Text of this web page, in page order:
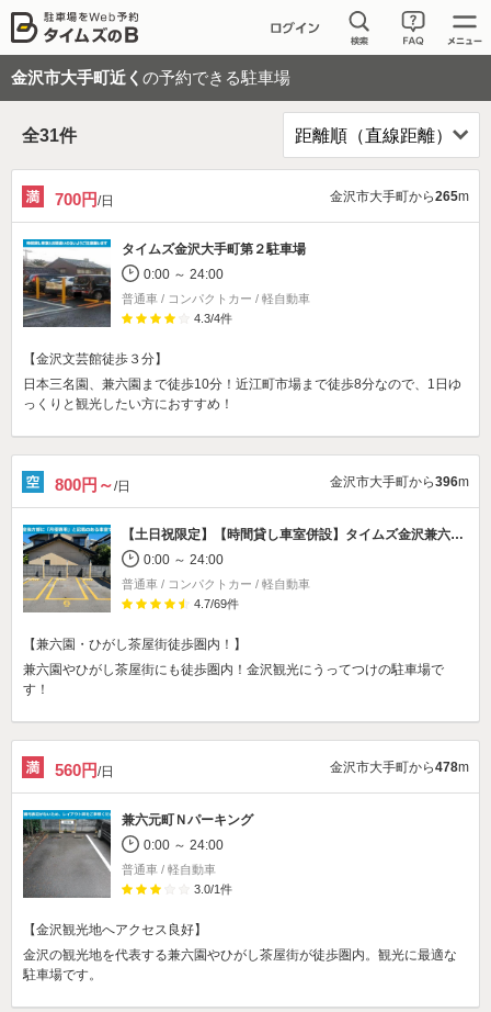
金沢市大手町近く の予約できる駐車場
全31件
700円/日 金沢市大手町から265m
タイムズ金沢大手町第２駐車場
0:00 ～ 24:00
普通車 / コンパクトカー / 軽自動車
4.3/4件
【金沢文芸館徒歩３分】
日本三名園、兼六園まで徒歩10分！近江町市場まで徒歩8分なので、1日ゆ
っくりと観光したい方におすすめ！
800円～/日 金沢市大手町から396m
【土日祝限定】【時間貸し車室併設】 タイムズ金沢兼六園北
0:00 ～ 24:00
普通車 / コンパクトカー / 軽自動車
4.7/69件
【兼六園・ひがし茶屋街徒歩圏内！】
兼六園やひがし茶屋街にも徒歩圏内！金沢観光にうってつけの駐車場で
す！
560円/日 金沢市大手町から478m
兼六元町Ｎパーキング
0:00 ～ 24:00
普通車 / 軽自動車
3.0/1件
【金沢観光地へアクセス良好】
金沢の観光地を代表する兼六園やひがし茶屋街が徒歩圏内。観光に最適な
駐車場です。